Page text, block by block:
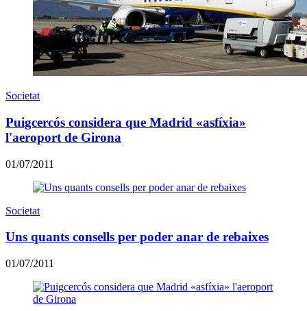
Societat
Puigcercós considera que Madrid «asfíxia»
l'aeroport de Girona
01/07/2011
Societat
Uns quants consells per poder anar de rebaixes
01/07/2011